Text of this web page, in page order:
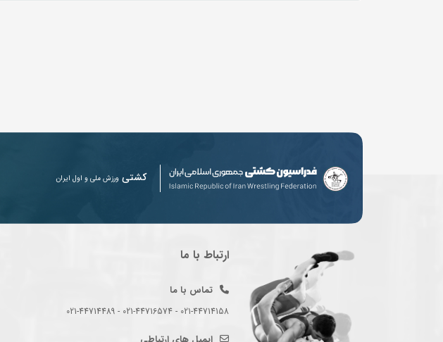
کشتی ورزش ملی و اول ایران
ارتباط با ما
تماس با ما
021-44714158 - 021-44716574 - 021-44714489